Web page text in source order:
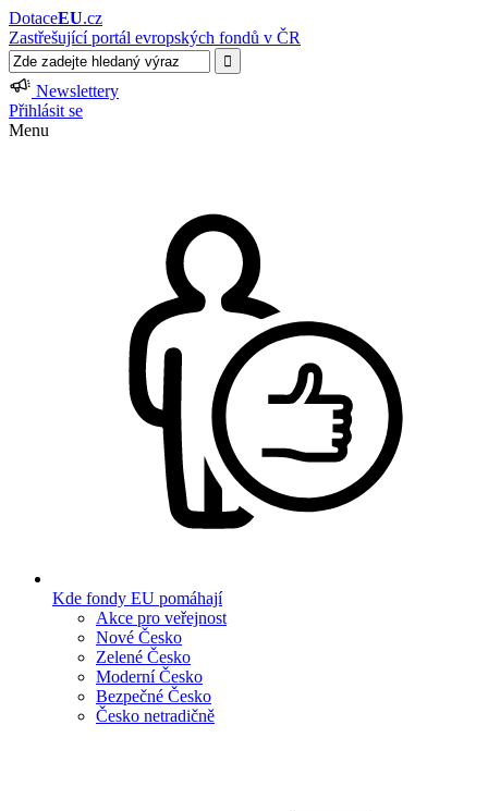
DotaceEU.cz
Zastřešující portál evropských fondů v ČR
Newslettery
Přihlásit se
Menu
Kde fondy EU pomáhají
Akce pro veřejnost
Nové Česko
Zelené Česko
Moderní Česko
Bezpečné Česko
Česko netradičně